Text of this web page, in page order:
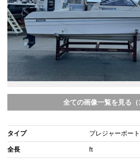
全ての画像一覧を見る（
タイプ プレジャーボート
全長 ft